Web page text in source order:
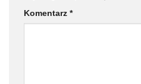
Komentarz *